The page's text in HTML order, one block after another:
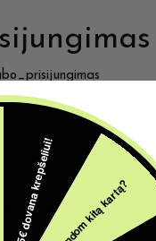
mus?
5€ dovana krepšeliui!Pabandom kitą kartą?